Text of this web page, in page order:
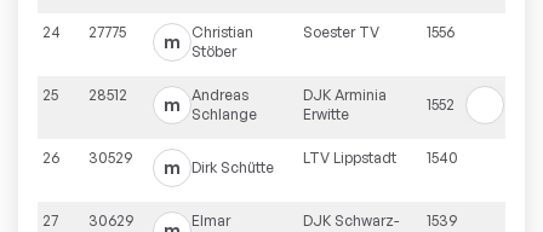
24 27775 m
Christian
Stöber
Soester TV 1556
25 28512 m
Andreas
Schlange
DJK Arminia
Erwitte
1552
26 30529 m Dirk Schütte
LTV Lippstadt 1540
27 30629
Elmar
DJK Schwarz-
1539